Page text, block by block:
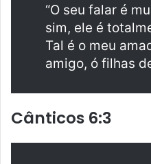
“O seu falar é
sim, ele é
Tal é o meu
amigo, ó filhas
Cânticos 6:3